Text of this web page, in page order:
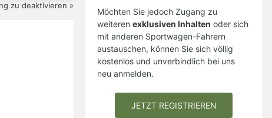
zu deaktivieren »
Möchten Sie jedoch Zugang zu
weiteren exklusiven Inhalten oder sich
mit anderen Sportwagen-Fahrern
austauschen, können Sie sich völlig
kostenlos und unverbindlich bei uns
neu anmelden.
JETZT REGISTRIEREN